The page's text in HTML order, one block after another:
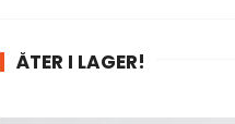
ÅTER I LAGER!